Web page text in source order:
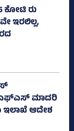
ಕೋಟಿ ರು
ಇರಲಿಲ್ಲ,
ಮಾದರಿ
ಇಲಾಖೆ ಆದೇಶ